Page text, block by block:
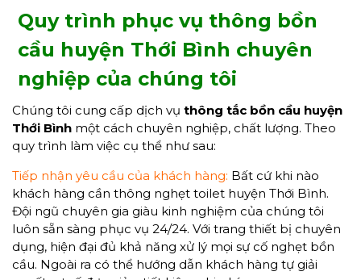
Quy trình phục vụ thông bồn
cầu huyện Thới Bình chuyên
nghiệp của chúng tôi
Chúng tôi cung cấp dịch vụ thông tắc bồn cầu huyện
Thới Bình một cách chuyên nghiệp, chất lượng. Theo
quy trình làm việc cụ thể như sau:
Tiếp nhận yêu cầu của khách hàng: Bất cứ khi nào
khách hàng cần thông nghẹt toilet huyện Thới Bình.
Đội ngũ chuyên gia giàu kinh nghiệm của chúng tôi
luôn sẵn sàng phục vụ 24/24. Với trang thiết bị chuyên
dụng, hiện đại đủ khả năng xử lý mọi sự cố nghẹt bồn
cầu. Ngoài ra có thể hướng dẫn khách hàng tự giải